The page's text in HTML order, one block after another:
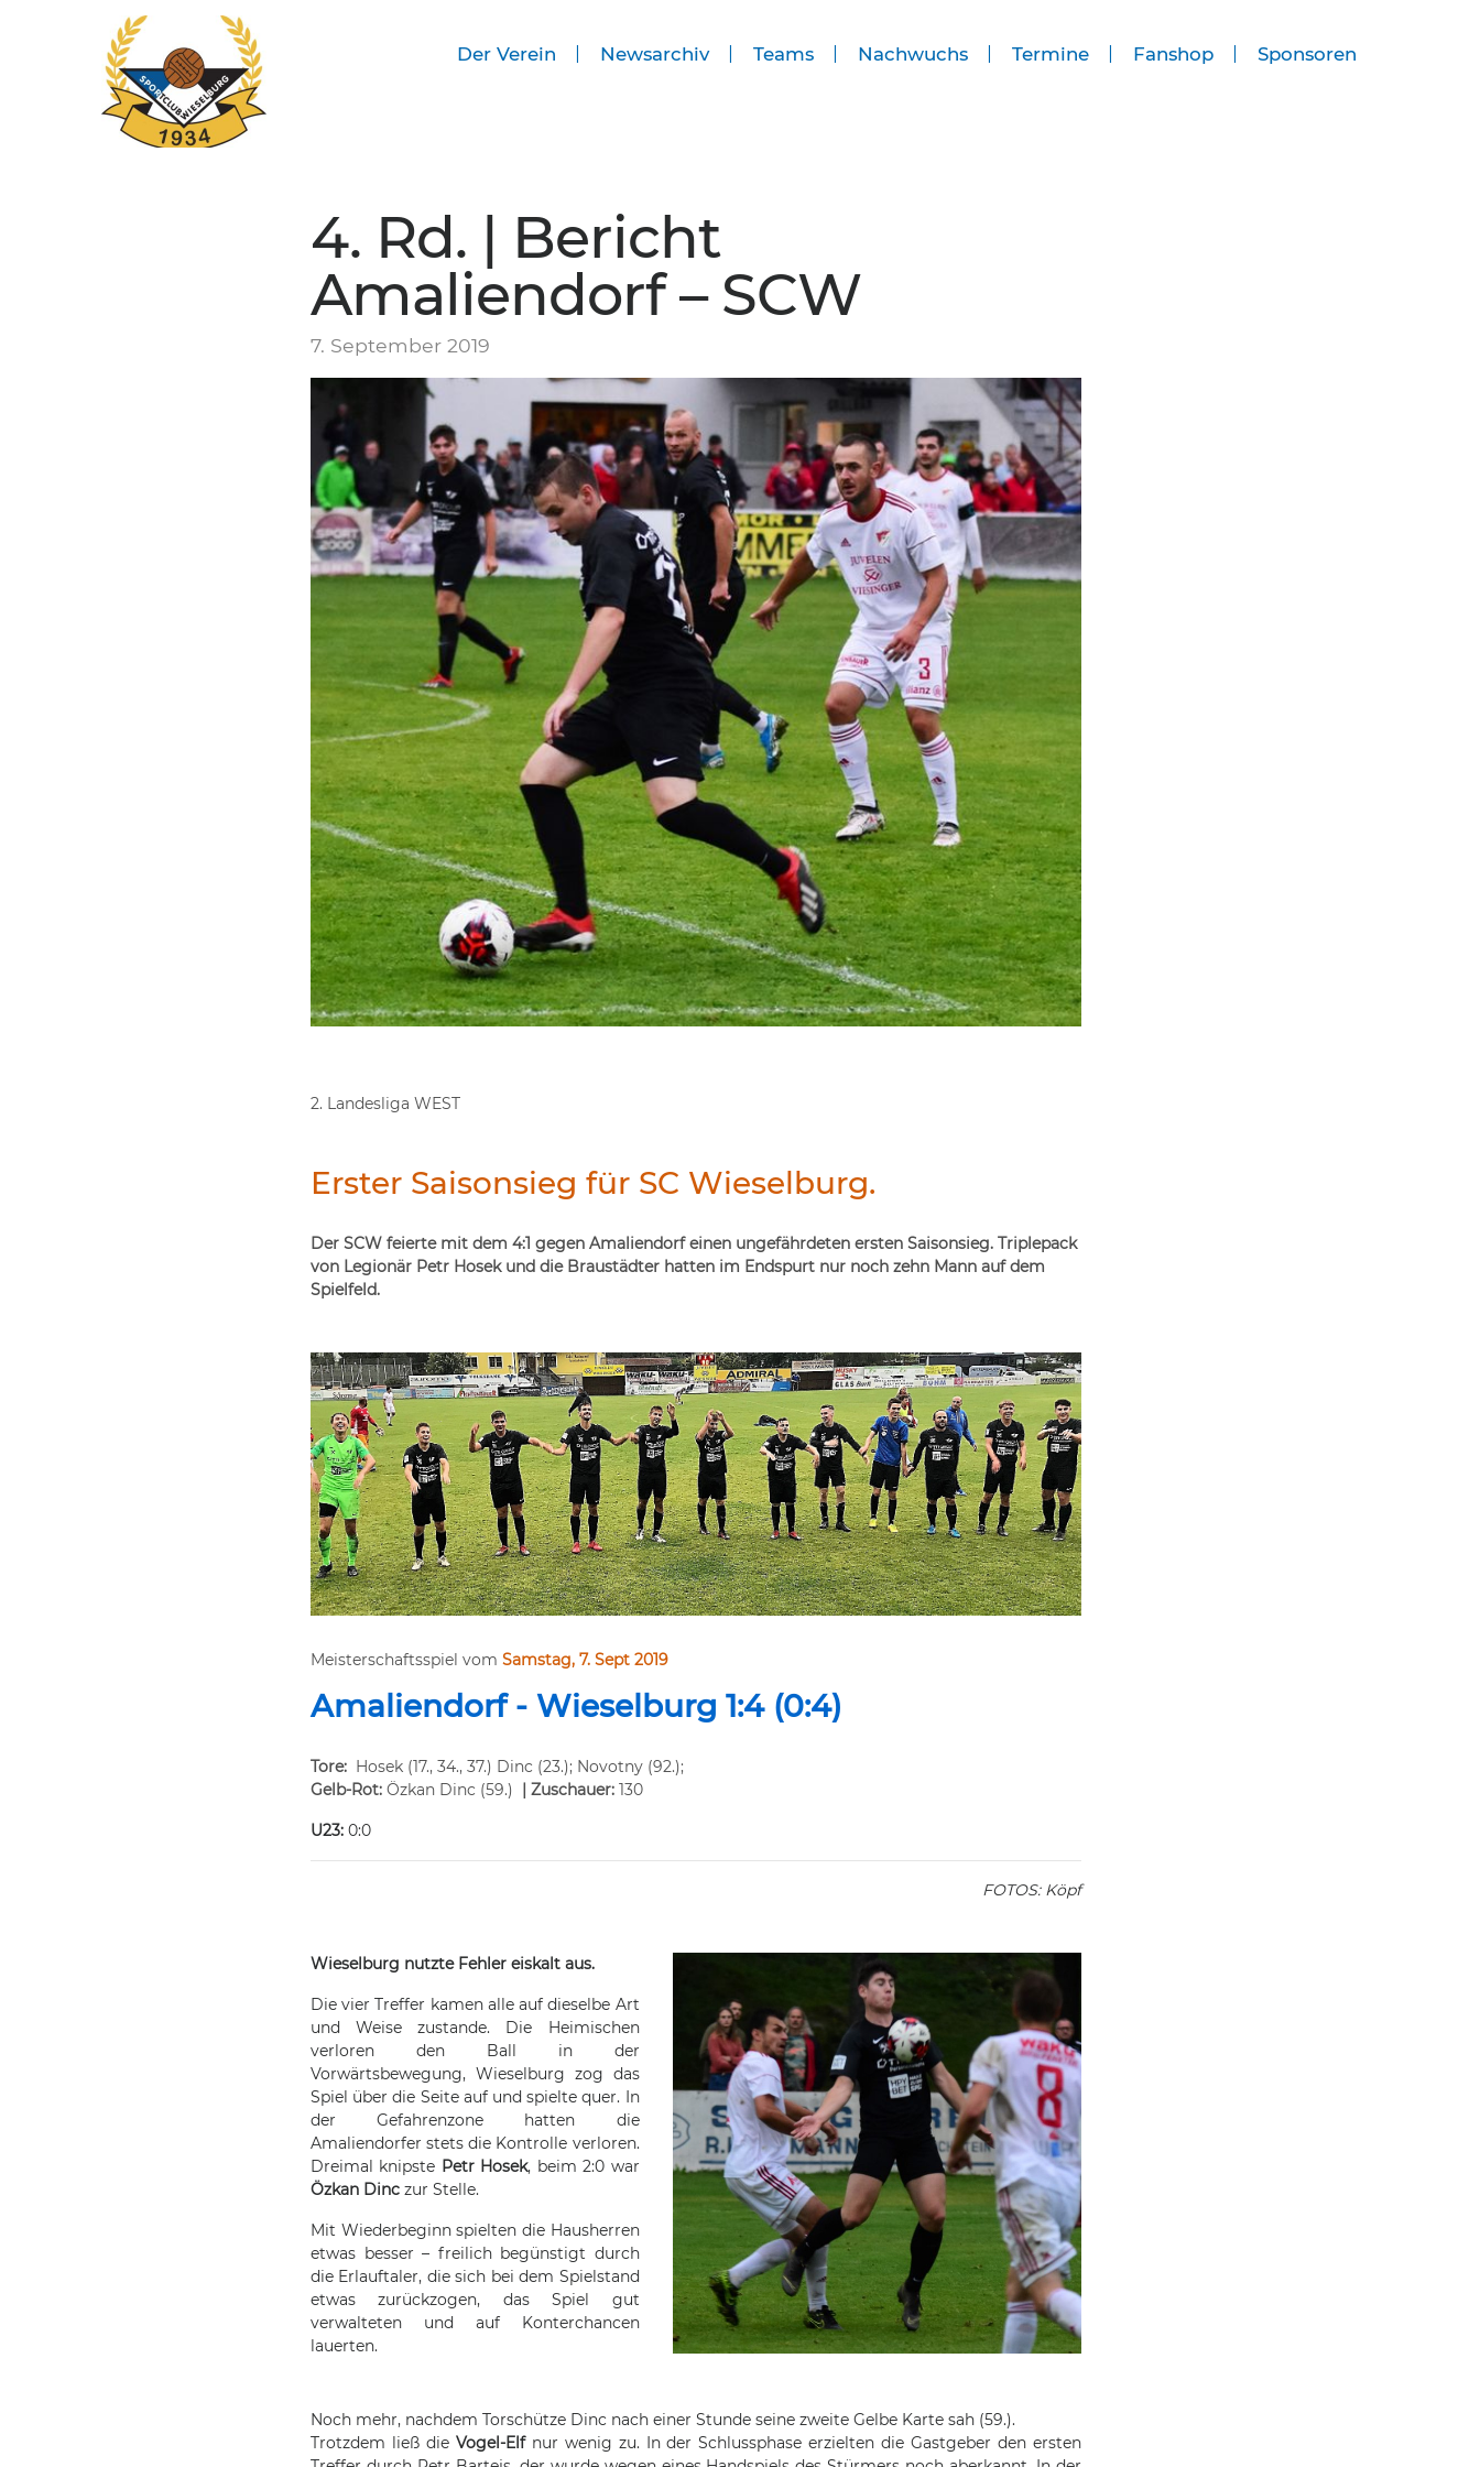
Der Verein Newsarchiv Teams Nachwuchs Termine Fanshop Sponsoren
4. Rd. | Bericht
Amaliendorf – SCW
7. September 2019
2. Landesliga WEST
Erster Saisonsieg für SC Wieselburg.
Der SCW feierte mit dem 4:1 gegen Amaliendorf einen ungefährdeten ersten Saisonsieg. Triplepack
von Legionär Petr Hosek und die Braustädter hatten im Endspurt nur noch zehn Mann auf dem
Spielfeld.
Meisterschaftsspiel vom Samstag, 7. Sept 2019
Amaliendorf - Wieselburg 1:4 (0:4)
Tore: Hosek (17., 34., 37.) Dinc (23.); Novotny (92.);
Gelb-Rot: Özkan Dinc (59.) | Zuschauer: 130
U23: 0:0
FOTOS: Köpf
Wieselburg nutzte Fehler eiskalt aus.
Die vier Treffer kamen alle auf dieselbe Art
und Weise zustande. Die Heimischen
verloren den Ball in der
Vorwärtsbewegung, Wieselburg zog das
Spiel über die Seite auf und spielte quer. In
der Gefahrenzone hatten die
Amaliendorfer stets die Kontrolle verloren.
Dreimal knipste Petr Hosek, beim 2:0 war
Özkan Dinc zur Stelle.
Mit Wiederbeginn spielten die Hausherren
etwas besser – freilich begünstigt durch
die Erlauftaler, die sich bei dem Spielstand
etwas zurückzogen, das Spiel gut
verwalteten und auf Konterchancen
lauerten.
Noch mehr, nachdem Torschütze Dinc nach einer Stunde seine zweite Gelbe Karte sah (59.).
Trotzdem ließ die Vogel-Elfnur wenig zu. In der Schlussphase erzielten die Gastgeber den ersten